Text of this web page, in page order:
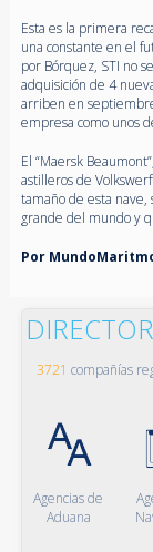
Esta es la primera
una constante en el
por Bórquez, STI no
adquisición de 4
arriben en
empresa como unos
El “Maersk
astilleros de
tamaño de esta
grande del mundo y
Por
3721 compañías
Agencias de
Aduana